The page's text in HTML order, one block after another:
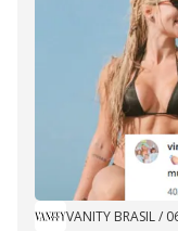
VANITY BRASIL/